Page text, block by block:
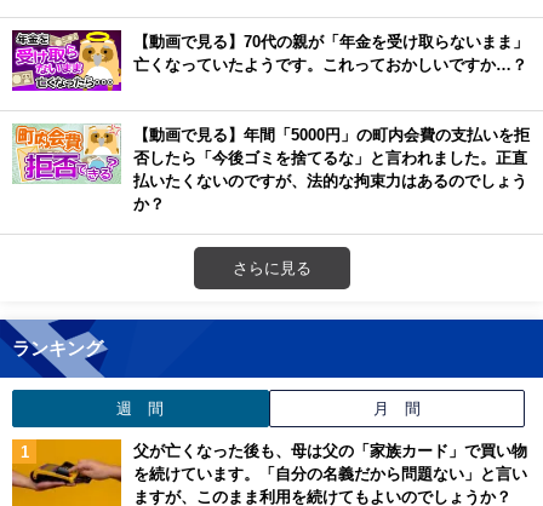
【動画で見る】70代の親が「年金を受け取らないまま」
亡くなっていたようです。これっておかしいですか…？
【動画で見る】年間「5000円」の町内会費の支払いを拒
否したら「今後ゴミを捨てるな」と言われました。正直
払いたくないのですが、法的な拘束力はあるのでしょう
か？
さらに見る
ランキング
週 間 月 間
父が亡くなった後も、母は父の「家族カード」で買い物
を続けています。「自分の名義だから問題ない」と言い
ますが、このまま利用を続けてもよいのでしょうか？